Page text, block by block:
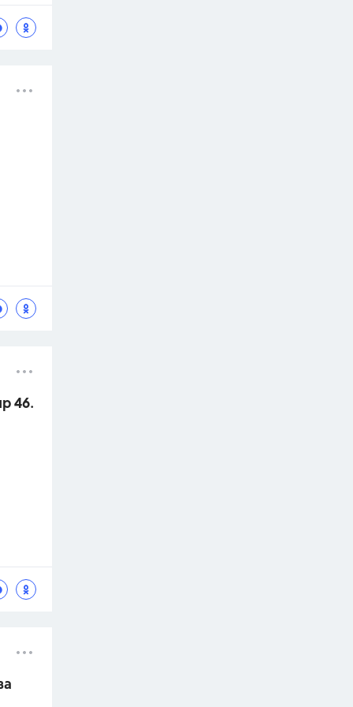
46.